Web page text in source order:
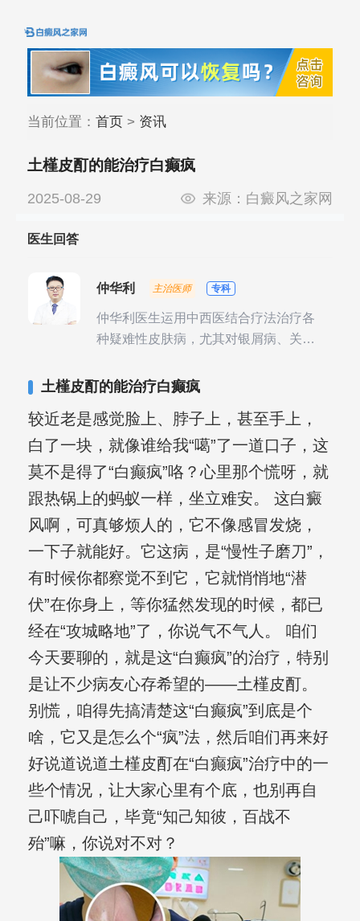
当前位置： 首页> 资讯
土槿皮酊的能治疗白癫疯
2025-08-29 来源： 白癜风之家网
医生回答
仲华利 主治医师 专科
仲华利医生运用中西医结合疗法治疗各
种疑难性皮肤病，尤其对银屑病、关节
土槿皮酊的能治疗白癫疯
较近老是感觉脸上、脖子上，甚至手上，
白了一块，就像谁给我“噶”了一道口子，这
莫不是得了“白癫疯”咯？心里那个慌呀，就
跟热锅上的蚂蚁一样，坐立难安。 这白癜
风啊，可真够烦人的，它不像感冒发烧，
一下子就能好。它这病，是“慢性子磨刀”，
有时候你都察觉不到它，它就悄悄地“潜
伏”在你身上，等你猛然发现的时候，都已
经在“攻城略地”了，你说气不气人。 咱们
今天要聊的，就是这“白癫疯”的治疗，特别
是让不少病友心存希望的——土槿皮酊。
别慌，咱得先搞清楚这“白癫疯”到底是个
啥，它又是怎么个“疯”法，然后咱们再来好
好说道说道土槿皮酊在“白癫疯”治疗中的一
些个情况，让大家心里有个底，也别再自
己吓唬自己，毕竟“知己知彼，百战不
殆”嘛，你说对不对？